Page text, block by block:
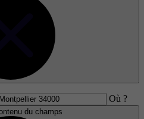
Où ?
du champs